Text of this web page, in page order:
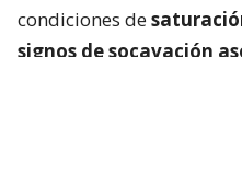
condiciones de
signos de socavación